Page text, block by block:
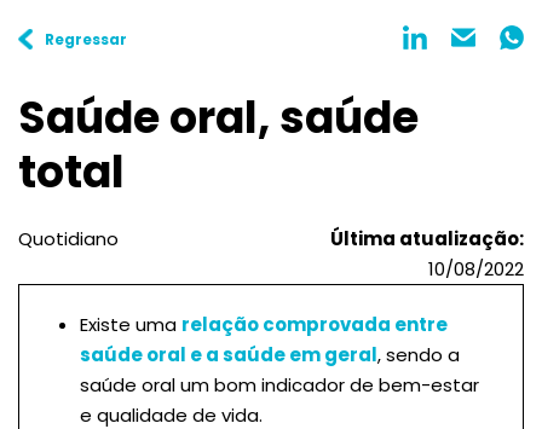
Regressar
Saúde oral, saúde
total
Quotidiano
Última atualização:
10/08/2022
Existe uma relação comprovada entre
saúde oral e a saúde em geral, sendo a
saúde oral um bom indicador de bem-estar
e qualidade de vida.